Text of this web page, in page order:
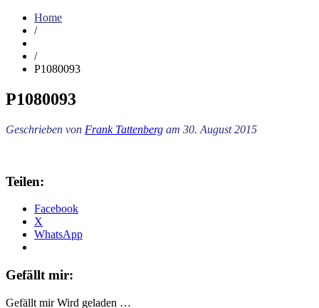
Home
/
/
P1080093
P1080093
Geschrieben von Frank Tattenberg am 30. August 2015
Teilen:
Facebook
X
WhatsApp
Gefällt mir:
Gefällt mir Wird geladen …